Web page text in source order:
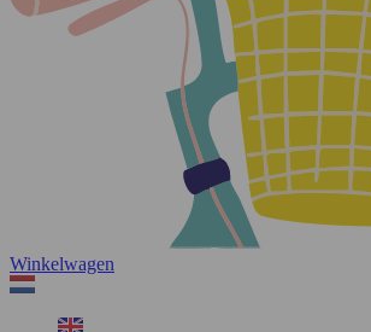
Winkelwagen